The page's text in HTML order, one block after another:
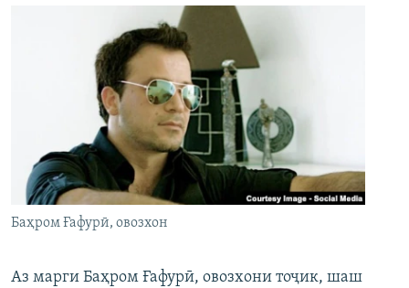
Баҳром Ғафурӣ, овозхон
Аз марги Баҳром Ғафурӣ, овозхони тоҷик, шаш